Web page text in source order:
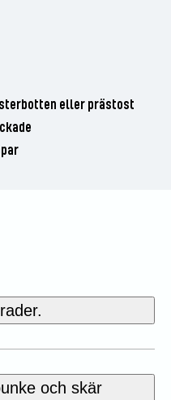
eller prästost
och skär